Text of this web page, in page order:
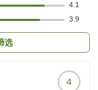
4.1
3.9
选
4